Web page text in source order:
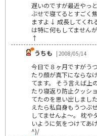
遅いのですが最近やっ
ぶせで寝てるとすごく
ますよ↓ 成長してくれ
は特に何もしてません
↑
うちも | 2008/05/14
今日で８ヶ月ですがう
たり顔が真下にならな
てます。 そう言えば上
たり寝返り防止クッシ
てたのを思い出しまし
えたら私自身もうつぶ
してませんよ～。 枕
いように気をつけてあ
^)/